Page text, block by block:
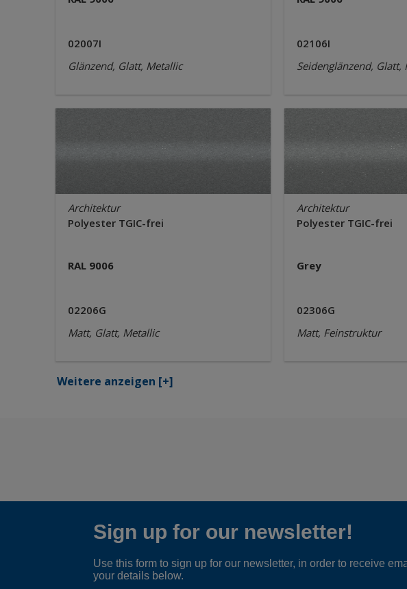
02007I
Glänzend, Glatt, Metallic
02106I
Seidenglänzend, Glatt,
Architektur
Polyester TGIC-frei
RAL 9006
02206G
Matt, Glatt, Metallic
Architektur
Polyester TGIC-frei
Grey
02306G
Matt, Feinstruktur
Weitere anzeigen [+]